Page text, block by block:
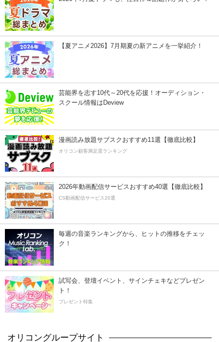
【夏アニメ2026】7月期夏の新アニメを一挙紹介！
芸能界を志す10代～20代を応援！オーディション・
スクール情報はDeview
漫画読み放題サブスクおすすめ11選【徹底比較】
オリコン顧客満足度ランキング
2026年動画配信サービスおすすめ40選【徹底比較】
CS動画配信サービス20選
毎週の音楽ランキングから、ヒットの推移をチェッ
ク！
試写会、登壇イベント、サインチェキなどプレゼン
ト！
プレゼント特集
オリコングループサイト